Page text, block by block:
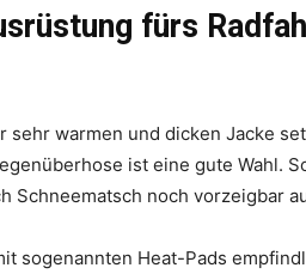
fürs
warmen und dicken Jacke
ist eine gute Wahl.
Schneematsch noch vorzeigbar
sogenannten Heat-Pads